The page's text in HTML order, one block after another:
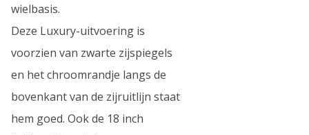
wielbasis.
Deze Luxury-uitvoering is
voorzien van zwarte zijspiegels
en het chroomrandje langs de
bovenkant van de zijruitlijn staat
hem goed. Ook de 18 inch